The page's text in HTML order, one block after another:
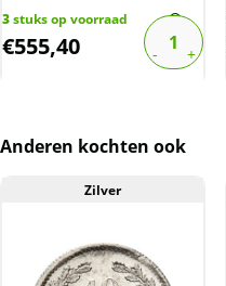
3stuks op voorraad
€555,40
Anderen kochten ook
Zilver